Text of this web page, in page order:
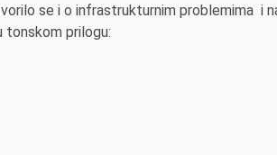
se i o infrastrukturnim problemima i
tonskom prilogu: